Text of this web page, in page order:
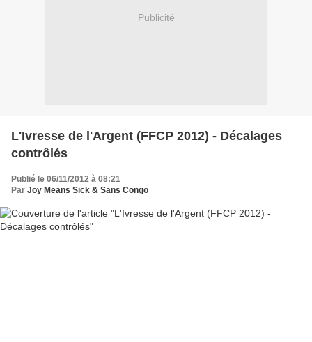
Publicité
L'Ivresse de l'Argent (FFCP 2012) - Décalages
contrôlés
Publié le 06/11/2012 à 08:21
Par Joy Means Sick & Sans Congo